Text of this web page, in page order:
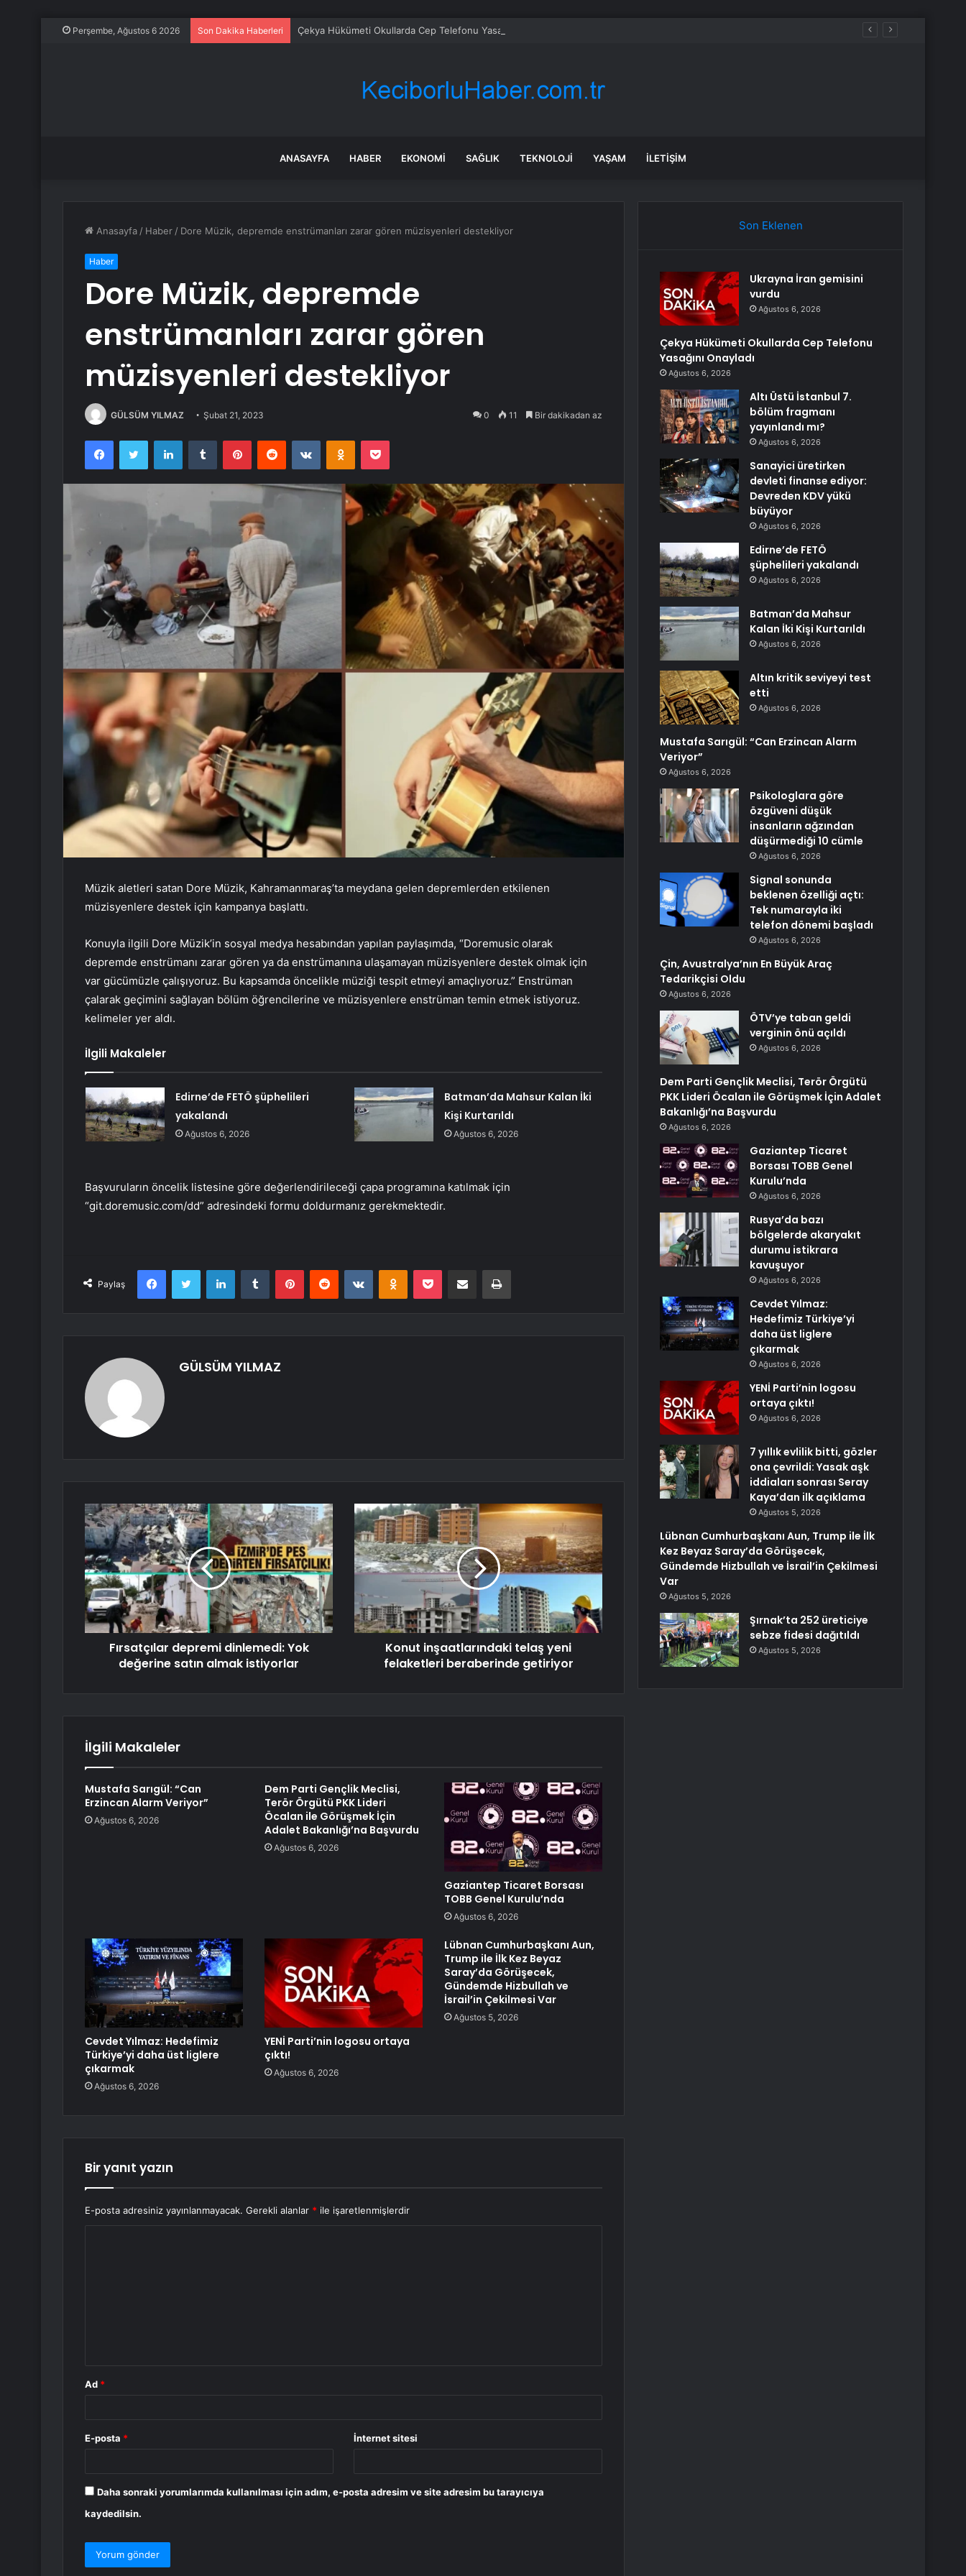
Perşembe, Ağustos 6 2026 Son Dakika Haberleri Çekya Hükümeti Okullarda Cep Telefonu Yasağını Onayladı
ANASAYFA HABER EKONOMI SAĞLIK TEKNOLOJI YAŞAM İLETIŞIM
Anasayfa / Haber / Dore Müzik, depremde enstrümanları zarar gören müzisyenleri destekliyor
Haber
Dore Müzik, depremde
enstrümanları zarar gören
müzisyenleri destekliyor
GÜLSÜM YILMAZ Şubat 21, 2023 0 11 Bir dakikadan az
FacebookTwitter LinkedInTumblr PinterestReddit VKontakteOdnoklassniki
Pocket
Müzik aletleri satan Dore Müzik, Kahramanmaraş’ta meydana gelen depremlerden etkilenen
müzisyenlere destek için kampanya başlattı.
Konuyla ilgili Dore Müzik’in sosyal medya hesabından yapılan paylaşımda, “Doremusic olarak
depremde enstrümanı zarar gören ya da enstrümanına ulaşamayan müzisyenlere destek olmak için
var gücümüzle çalışıyoruz. Bu kapsamda öncelikle müziği tespit etmeyi amaçlıyoruz.” Enstrüman
çalarak geçimini sağlayan bölüm öğrencilerine ve müzisyenlere enstrüman temin etmek istiyoruz.
kelimeler yer aldı.
İlgili Makaleler
Edirne’de FETÖ şüphelileri
yakalandı
Ağustos 6, 2026
Batman’da Mahsur Kalan İki
Kişi Kurtarıldı
Ağustos 6, 2026
Başvuruların öncelik listesine göre değerlendirileceği çapa programına katılmak için
“git.doremusic.com/dd” adresindeki formu doldurmanız gerekmektedir.
Paylaş
FacebookTwitter LinkedInTumblr PinterestReddit VKontakteOdnoklassniki
Pocket E-Posta ile paylaş Yazdır
GÜLSÜM YILMAZ
Fırsatçılar depremi dinlemedi: Yok
değerine satın almak istiyorlar
Konut inşaatlarındaki telaş yeni
felaketleri beraberinde getiriyor
İlgili Makaleler
Mustafa Sarıgül: “Can
Erzincan Alarm Veriyor”
Ağustos 6, 2026
Dem Parti Gençlik Meclisi,
Terör Örgütü PKK Lideri
Öcalan ile Görüşmek İçin
Adalet Bakanlığı’na Başvurdu
Ağustos 6, 2026
Gaziantep Ticaret Borsası
TOBB Genel Kurulu’nda
Ağustos 6, 2026
Cevdet Yılmaz: Hedefimiz
Türkiye’yi daha üst liglere
çıkarmak
Ağustos 6, 2026
YENİ Parti’nin logosu ortaya
çıktı!
Ağustos 6, 2026
Lübnan Cumhurbaşkanı Aun,
Trump ile İlk Kez Beyaz
Saray’da Görüşecek,
Gündemde Hizbullah ve
İsrail’in Çekilmesi Var
Ağustos 5, 2026
Bir yanıt yazın
E-posta adresiniz yayınlanmayacak. Gerekli alanlar * ile işaretlenmişlerdir
Ad *
E-posta * İnternet sitesi
Daha sonraki yorumlarımda kullanılması için adım, e-posta adresim ve site adresim bu tarayıcıya
kaydedilsin.
Son Eklenen
Ukrayna İran gemisini
vurdu
Ağustos 6, 2026
Çekya Hükümeti Okullarda Cep Telefonu
Yasağını Onayladı
Ağustos 6, 2026
Altı Üstü İstanbul 7.
bölüm fragmanı
yayınlandı mı?
Ağustos 6, 2026
Sanayici üretirken
devleti finanse ediyor:
Devreden KDV yükü
büyüyor
Ağustos 6, 2026
Edirne’de FETÖ
şüphelileri yakalandı
Ağustos 6, 2026
Batman’da Mahsur
Kalan İki Kişi Kurtarıldı
Ağustos 6, 2026
Altın kritik seviyeyi test
etti
Ağustos 6, 2026
Mustafa Sarıgül: “Can Erzincan Alarm
Veriyor”
Ağustos 6, 2026
Psikologlara göre
özgüveni düşük
insanların ağzından
düşürmediği 10 cümle
Ağustos 6, 2026
Signal sonunda
beklenen özelliği açtı:
Tek numarayla iki
telefon dönemi başladı
Ağustos 6, 2026
Çin, Avustralya’nın En Büyük Araç
Tedarikçisi Oldu
Ağustos 6, 2026
ÖTV’ye taban geldi
verginin önü açıldı
Ağustos 6, 2026
Dem Parti Gençlik Meclisi, Terör Örgütü
PKK Lideri Öcalan ile Görüşmek İçin Adalet
Bakanlığı’na Başvurdu
Ağustos 6, 2026
Gaziantep Ticaret
Borsası TOBB Genel
Kurulu’nda
Ağustos 6, 2026
Rusya’da bazı
bölgelerde akaryakıt
durumu istikrara
kavuşuyor
Ağustos 6, 2026
Cevdet Yılmaz:
Hedefimiz Türkiye’yi
daha üst liglere
çıkarmak
Ağustos 6, 2026
YENİ Parti’nin logosu
ortaya çıktı!
Ağustos 6, 2026
7 yıllık evlilik bitti, gözler
ona çevrildi: Yasak aşk
iddiaları sonrası Seray
Kaya’dan ilk açıklama
Ağustos 5, 2026
Lübnan Cumhurbaşkanı Aun, Trump ile İlk
Kez Beyaz Saray’da Görüşecek,
Gündemde Hizbullah ve İsrail’in Çekilmesi
Var
Ağustos 5, 2026
Şırnak’ta 252 üreticiye
sebze fidesi dağıtıldı
Ağustos 5, 2026